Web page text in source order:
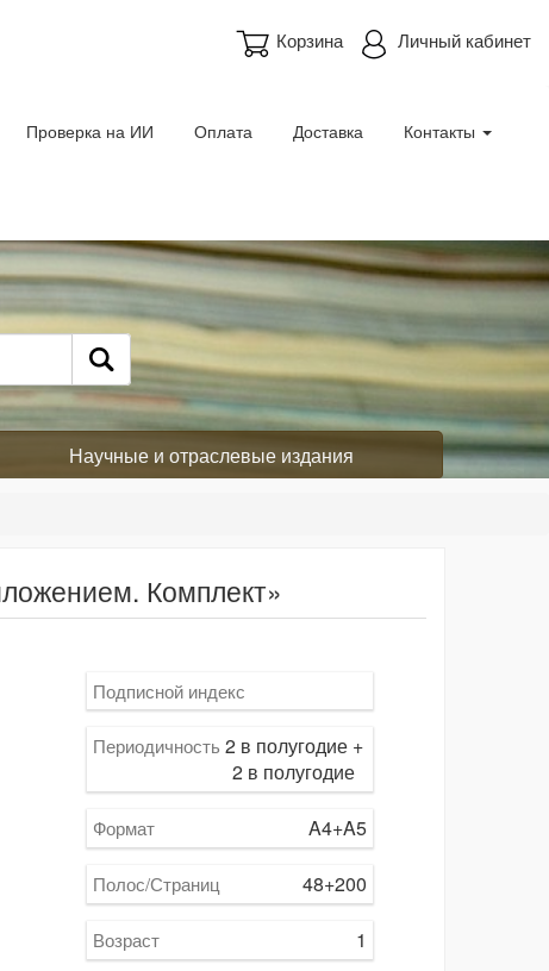
Личный кабинет
Корзина
Проверка на ИИ Оплата Доставка Контакты
Научные и отраслевые издания
Комплект»
Подписной индекс
Периодичность 2 в полугодие +
2 в полугодие
Формат A4+A5
Полос/Страниц 48+200
Возраст 1